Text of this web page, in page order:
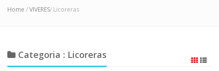
Home /VIVERES/ Licoreras
Categoria : Licoreras